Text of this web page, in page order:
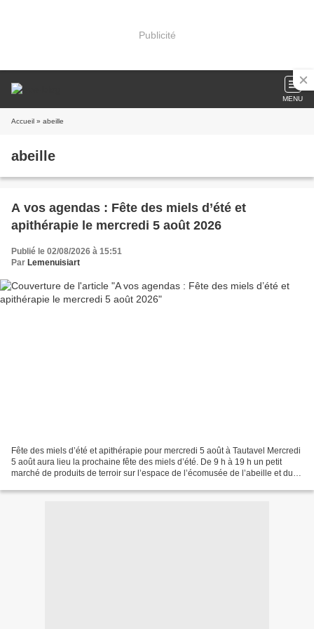
Publicité
MENU
Accueil » abeille
abeille
A vos agendas : Fête des miels d’été et
apithérapie le mercredi 5 août 2026
Publié le 02/08/2026 à 15:51
Par Lemenuisiart
Fête des miels d’été et apithérapie pour mercredi 5 août à Tautavel Mercredi
5 août aura lieu la prochaine fête des miels d’été. De 9 h à 19 h un petit
marché de produits de terroir sur l’espace de l’écomusée de l’abeille et du